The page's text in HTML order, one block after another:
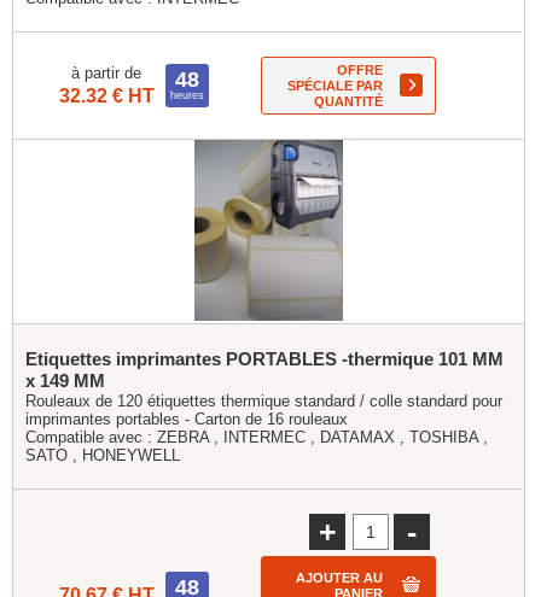
à partir de
32.32 € HT
48
heures
OFFRE
SPÉCIALE PAR
QUANTITÉ
Etiquettes imprimantes PORTABLES -thermique 101 MM
x 149 MM
Rouleaux de 120 étiquettes thermique standard / colle standard pour
imprimantes portables - Carton de 16 rouleaux
Compatible avec : ZEBRA INTERMEC DATAMAX TOSHIBA
SATO
HONEYWELL
48
+ -
AJOUTER AU
PANIER